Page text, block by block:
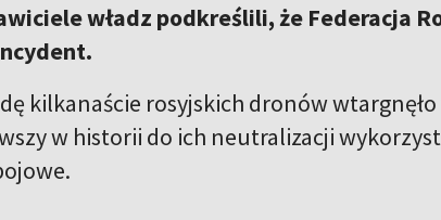
władz podkreślili, że Federacja
kilkanaście rosyjskich dronów
w historii do ich neutralizacji